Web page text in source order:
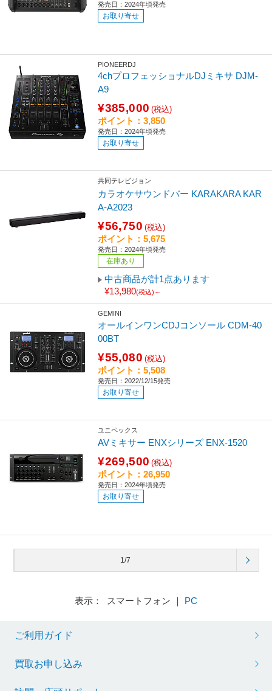
発売日：2024年頃発売
お取り寄せ
PIONEERDJ
4chプロフェッショナルDJミキサ DJM-
A9
¥385,000 (税込)
ポイント：3,850
発売日：2024年頃発売
お取り寄せ
共同テレビジョン
カラオケサウンドバー KARAKARA KAR
A-A2023
¥56,750 (税込)
ポイント：5,675
発売日：2024年頃発売
在庫あり
中古商品が計1点あります
¥13,980(税込)～
GEMINI
オールインワンCDJコンソール CDM-40
00BT
¥55,080 (税込)
ポイント：5,508
発売日：2022/12/15発売
お取り寄せ
ユニペックス
AVミキサー ENXシリーズ ENX-1520
¥269,500 (税込)
ポイント：26,950
発売日：2024年頃発売
お取り寄せ
1/7
表示： スマートフォン ｜ PC
ご利用ガイド
買取お申し込み